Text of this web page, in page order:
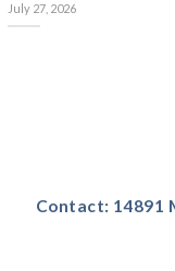
July 27, 2026
Contact: 14891